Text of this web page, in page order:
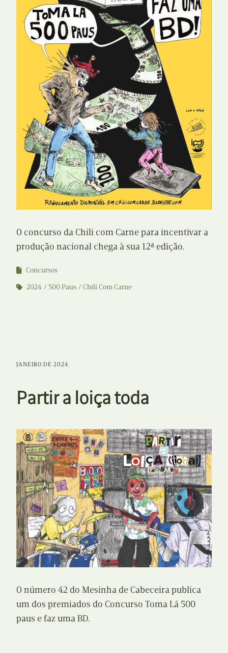
O concurso da Chili com Carne para incentivar a
produção nacional chega à sua 12ª edição.
Concursos
2024
500 Paus Chili Com Carne
JANEIRO DE 2024
Partir a loiça toda
O número 42 do Mesinha de Cabeceira publica
um dos premiados do Concurso Toma Lá 500
paus e faz uma BD.